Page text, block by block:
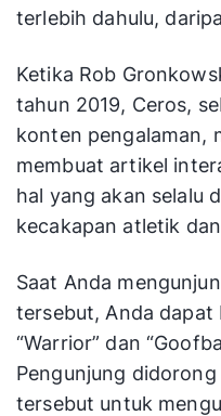
terlebih dahulu,
Ketika Rob
tahun 2019, Ceros,
konten pengalaman,
membuat artikel
hal yang akan selalu
kecakapan atletik
Saat Anda
tersebut, Anda dapat
“Warrior” dan
Pengunjung
tersebut untuk